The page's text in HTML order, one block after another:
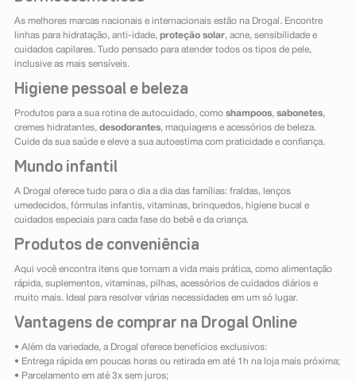
As melhores marcas nacionais e internacionais estão na Drogal. Encontre
linhas para hidratação, anti-idade, proteção solar, acne, sensibilidade e
cuidados capilares. Tudo pensado para atender todos os tipos de pele,
inclusive as mais sensíveis.
Higiene pessoal e beleza
Produtos para a sua rotina de autocuidado, como shampoos, sabonetes,
cremes hidratantes, desodorantes, maquiagens e acessórios de beleza.
Cuide da sua saúde e eleve a sua autoestima com praticidade e confiança.
Mundo infantil
A Drogal oferece tudo para o dia a dia das famílias: fraldas, lenços
umedecidos, fórmulas infantis, vitaminas, brinquedos, higiene bucal e
cuidados especiais para cada fase do bebê e da criança.
Produtos de conveniência
Aqui você encontra itens que tornam a vida mais prática, como alimentação
rápida, suplementos, vitaminas, pilhas, acessórios de cuidados diários e
muito mais. Ideal para resolver várias necessidades em um só lugar.
Vantagens de comprar na Drogal Online
• Além da variedade, a Drogal oferece benefícios exclusivos:
• Entrega rápida em poucas horas ou retirada em até 1h na loja mais próxima;
• Parcelamento em até 3x sem juros;